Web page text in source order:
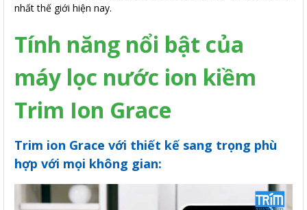
nhất thế giới hiện nay.
Tính năng nổi bật của
máy lọc nước ion kiềm
Trim Ion Grace
Trim ion Grace với thiết kế sang trọng phù
hợp với mọi không gian: